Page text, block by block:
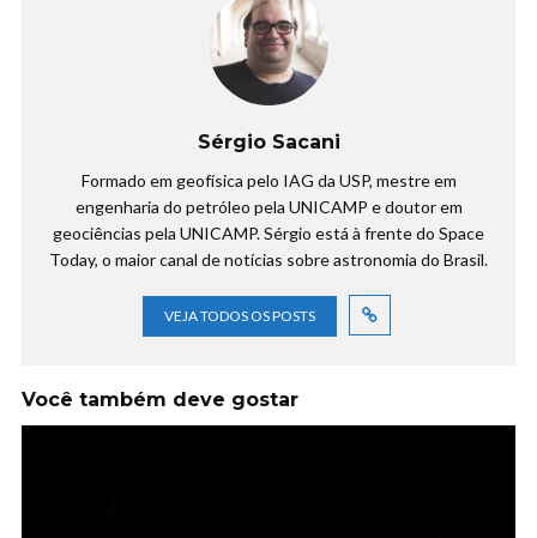
Sérgio Sacani
Formado em geofísica pelo IAG da USP, mestre em
engenharia do petróleo pela UNICAMP e doutor em
geociências pela UNICAMP. Sérgio está à frente do Space
Today, o maior canal de notícias sobre astronomia do Brasil.
VEJA TODOS OS POSTS
Você também deve gostar